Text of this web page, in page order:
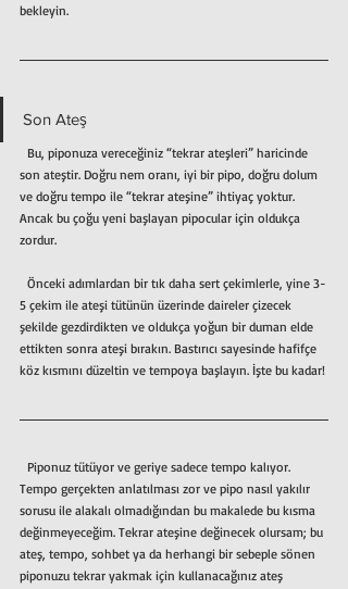
bekleyin.
Son Ateş
Bu, piponuza vereceğiniz “tekrar ateşleri” haricinde
son ateştir. Doğru nem oranı, iyi bir pipo, doğru dolum
ve doğru tempo ile “tekrar ateşine” ihtiyaç yoktur.
Ancak bu çoğu yeni başlayan pipocular için oldukça
zordur.
Önceki adımlardan bir tık daha sert çekimlerle, yine 3-
5 çekim ile ateşi tütünün üzerinde daireler çizecek
şekilde gezdirdikten ve oldukça yoğun bir duman elde
ettikten sonra ateşi bırakın. Bastırıcı sayesinde hafifçe
köz kısmını düzeltin ve tempoya başlayın. İşte bu kadar!
Piponuz tütüyor ve geriye sadece tempo kalıyor.
Tempo gerçekten anlatılması zor ve pipo nasıl yakılır
sorusu ile alakalı olmadığından bu makalede bu kısma
değinmeyeceğim. Tekrar ateşine değinecek olursam; bu
ateş, tempo, sohbet ya da herhangi bir sebeple sönen
piponuzu tekrar yakmak için kullanacağınız ateş